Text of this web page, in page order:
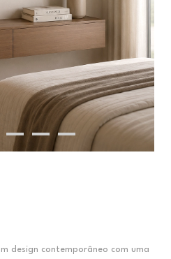
design contemporâneo com uma